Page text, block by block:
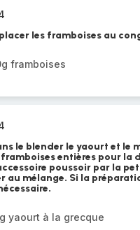
les framboises au
framboises
le blender le yaourt et le
entières pour la
poussoir par la
au mélange. Si la
yaourt à la grecque